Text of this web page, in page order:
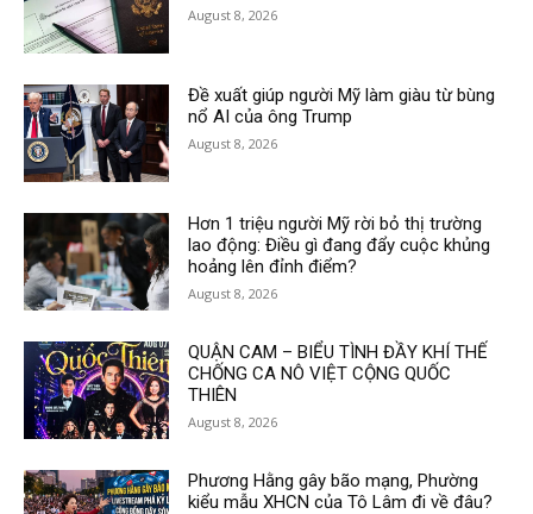
August 8, 2026
Đề xuất giúp người Mỹ làm giàu từ bùng
nổ AI của ông Trump
August 8, 2026
Hơn 1 triệu người Mỹ rời bỏ thị trường
lao động: Điều gì đang đẩy cuộc khủng
hoảng lên đỉnh điểm?
August 8, 2026
QUẬN CAM – BIỂU TÌNH ĐẦY KHÍ THẾ
CHỐNG CA NÔ VIỆT CỘNG QUỐC
THIÊN
August 8, 2026
Phương Hằng gây bão mạng, Phường
kiểu mẫu XHCN của Tô Lâm đi về đâu?